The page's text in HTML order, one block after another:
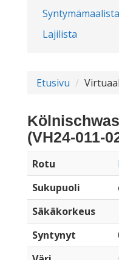
Syntymämaalista
Lajilista
Etusivu
(VH24-011-
Rotu
Sukupuoli
Säkäkorkeus
Syntynyt